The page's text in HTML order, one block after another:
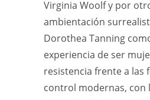
Virginia Woolf y por
ambientación
Dorothea Tanning
experiencia de ser
resistencia frente a las
control modernas, con